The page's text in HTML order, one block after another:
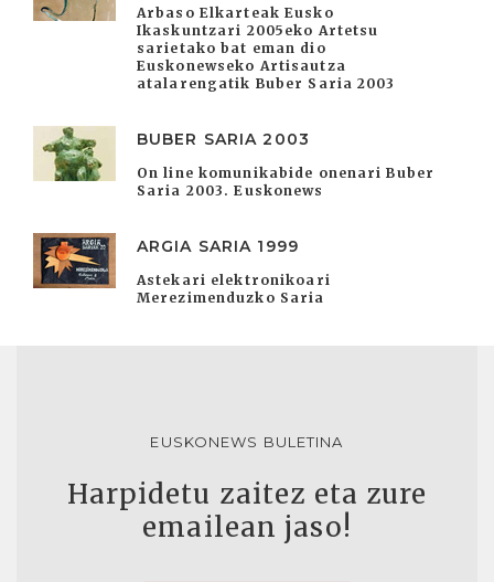
Arbaso Elkarteak Eusko
Ikaskuntzari 2005eko Artetsu
sarietako bat eman dio
Euskonewseko Artisautza
atalarengatik Buber Saria 2003
BUBER SARIA 2003
On line komunikabide onenari Buber
Saria 2003. Euskonews
ARGIA SARIA 1999
Astekari elektronikoari
Merezimenduzko Saria
EUSKONEWS BULETINA
Harpidetu zaitez eta zure
emailean jaso!